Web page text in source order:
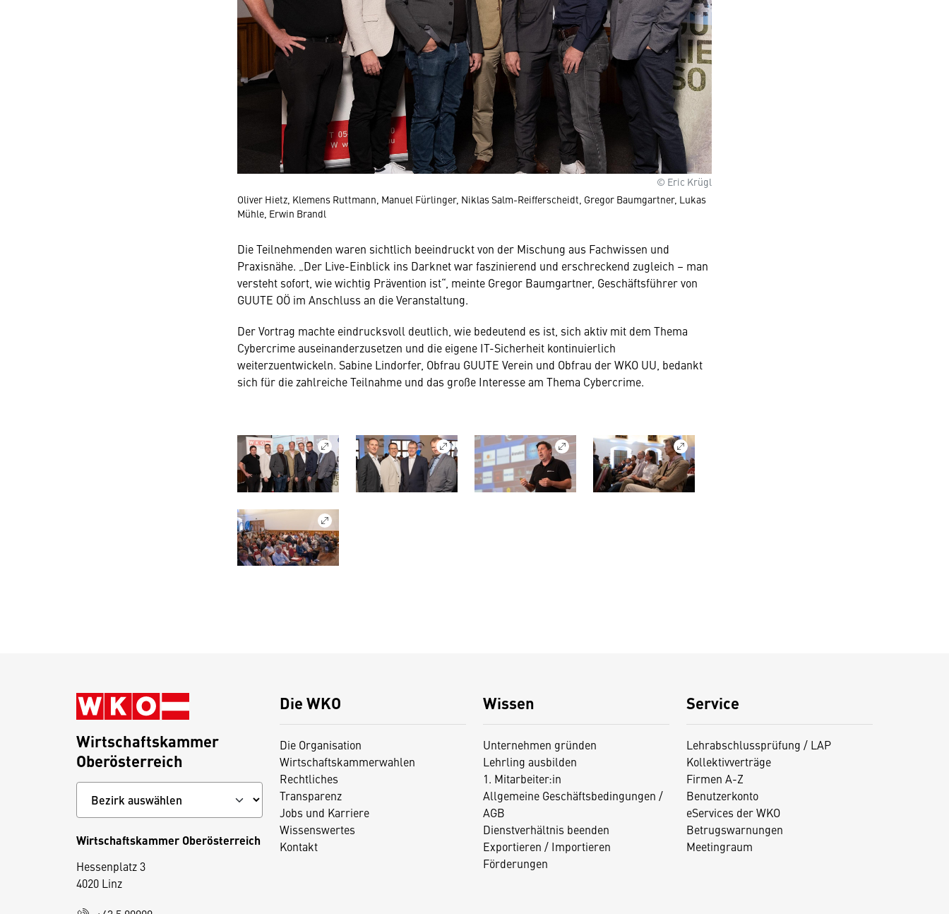
© Eric Krügl
Oliver Hietz, Klemens Ruttmann, Manuel Fürlinger, Niklas Salm-Reifferscheidt, Gregor Baumgartner, Lukas
Mühle, Erwin Brandl
Die Teilnehmenden waren sichtlich beeindruckt von der Mischung aus Fachwissen und
Praxisnähe. „Der Live-Einblick ins Darknet war faszinierend und erschreckend zugleich – man
versteht sofort, wie wichtig Prävention ist“, meinte Gregor Baumgartner, Geschäftsführer von
GUUTE OÖ im Anschluss an die Veranstaltung.
Der Vortrag machte eindrucksvoll deutlich, wie bedeutend es ist, sich aktiv mit dem Thema
Cybercrime auseinanderzusetzen und die eigene IT-Sicherheit kontinuierlich
weiterzuentwickeln. Sabine Lindorfer, Obfrau GUUTE Verein und Obfrau der WKO UU, bedankt
sich für die zahlreiche Teilnahme und das große Interesse am Thema Cybercrime.
Die WKO
Die Organisation
Wirtschaftskammerwahlen
Rechtliches
Transparenz
Jobs und Karriere
Wissenswertes
Kontakt
Wissen
Unternehmen gründen
Lehrling ausbilden
1. Mitarbeiter:in
Allgemeine Geschäftsbedingungen /
AGB
Dienstverhältnis beenden
Exportieren / Importieren
Förderungen
Service
Lehrabschlussprüfung / LAP
Kollektivverträge
Firmen A-Z
Benutzerkonto
eServices der WKO
Betrugswarnungen
Meetingraum
Wirtschaftskammer
Oberösterreich
Wirtschaftskammer Oberösterreich
Hessenplatz 3
4020 Linz